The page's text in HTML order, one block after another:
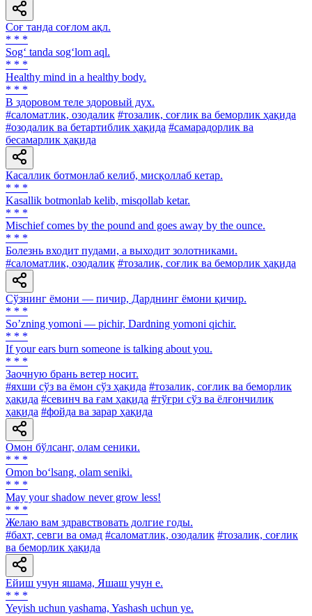
Соғ танда соғлом ақл.
* * *
Sog‘ tanda sog‘lom aql.
* * *
Healthy mind in a healthy body.
* * *
В здоровом теле здоровый дух.
#саломатлик, озодалик #тозалик, соғлик ва беморлик ҳақида
#озодалик ва бетартиблик ҳақида #самарадорлик ва
бесамарлик ҳақида
Касаллик ботмонлаб келиб, мисқоллаб кетар.
* * *
Kasallik botmonlab kelib, misqollab ketar.
* * *
Mischief comes by the pound and goes away by the ounce.
* * *
Болезнь входит пудами, а выходит золотниками.
#саломатлик, озодалик #тозалик, соғлик ва беморлик ҳақида
Сўзнинг ёмони — пичир, Дарднинг ёмони қичир.
* * *
Soʼzning yomoni — pichir, Dardning yomoni qichir.
* * *
If your ears burn someone is talking about you.
* * *
Заочную брань ветер носит.
#яхши сўз ва ёмон сўз ҳақида #тозалик, соғлик ва беморлик
ҳақида #севинч ва ғам ҳақида #тўғри сўз ва ёлғончилик
ҳақида #фойда ва зарар ҳақида
Омон бўлсанг, олам сеники.
* * *
Omon bo‘lsang, olam seniki.
* * *
May your shadow never grow less!
* * *
Желаю вам здравствовать долгие годы.
#бахт, севги ва омад #саломатлик, озодалик #тозалик, соғлик
ва беморлик ҳақида
Ейиш учун яшама, Яшаш учун е.
* * *
Yeyish uchun yashama, Yashash uchun ye.